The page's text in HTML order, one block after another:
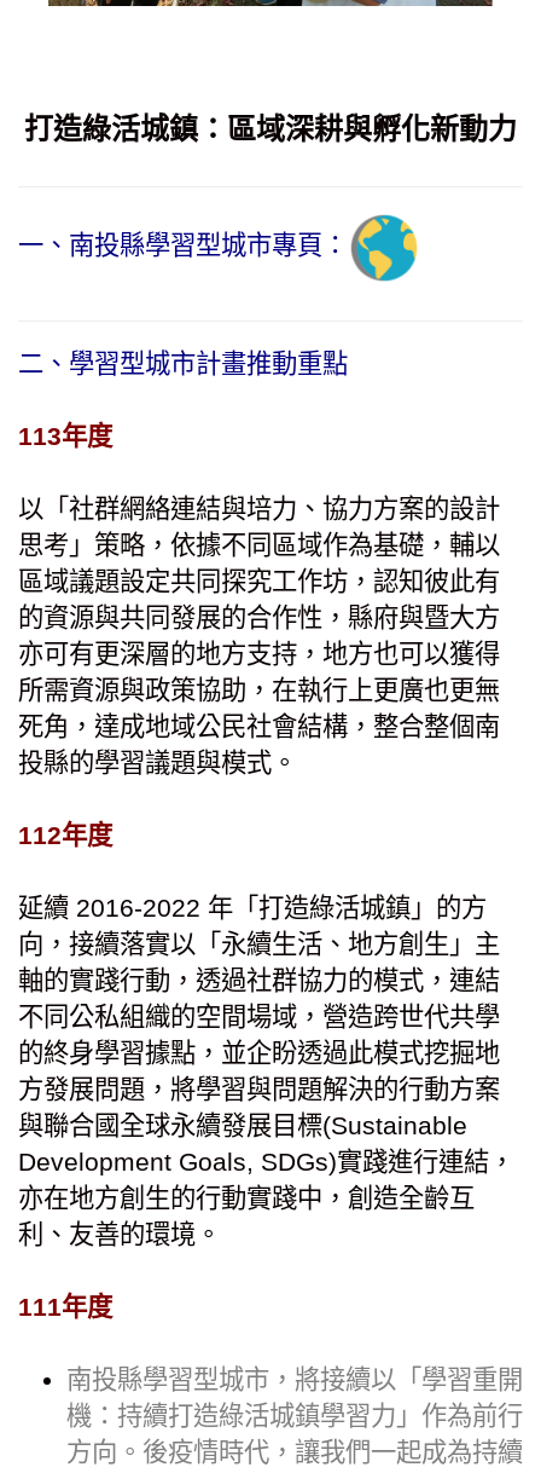
打造綠活城鎮：區域深耕與孵化新動力
一、南投縣學習型城市專頁：
二、學習型城市計畫推動重點
113年度
以「社群網絡連結與培力、協力方案的設計
思考」策略，依據不同區域作為基礎，輔以
區域議題設定共同探究工作坊，認知彼此有
的資源與共同發展的合作性，縣府與暨大方
亦可有更深層的地方支持，地方也可以獲得
所需資源與政策協助，在執行上更廣也更無
死角，達成地域公民社會結構，整合整個南
投縣的學習議題與模式。
112年度
延續 2016-2022 年「打造綠活城鎮」的方
向，接續落實以「永續生活、地方創生」主
軸的實踐行動，透過社群協力的模式，連結
不同公私組織的空間場域，營造跨世代共學
的終身學習據點，並企盼透過此模式挖掘地
方發展問題，將學習與問題解決的行動方案
與聯合國全球永續發展目標(Sustainable
Development Goals, SDGs)實踐進行連結，
亦在地方創生的行動實踐中，創造全齡互
利、友善的環境。
111年度
南投縣學習型城市，將接續以「學習重開
機：持續打造綠活城鎮學習力」作為前行
方向。後疫情時代，讓我們一起成為持續